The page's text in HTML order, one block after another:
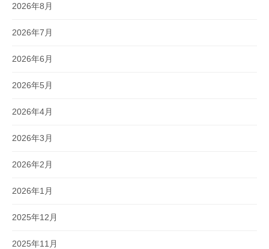
2026年8月
2026年7月
2026年6月
2026年5月
2026年4月
2026年3月
2026年2月
2026年1月
2025年12月
2025年11月